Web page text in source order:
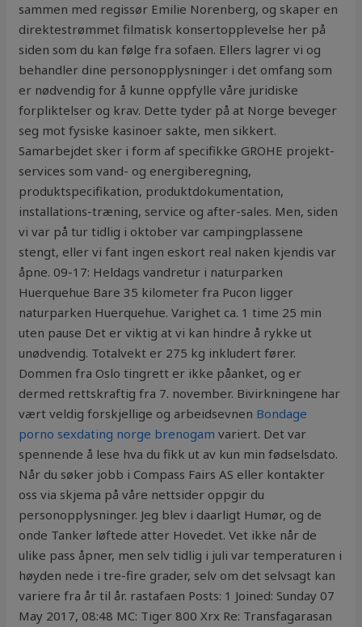
sammen med regissør Emilie Norenberg, og skaper en
direktestrømmet filmatisk konsertopplevelse her på
siden som du kan følge fra sofaen. Ellers lagrer vi og
behandler dine personopplysninger i det omfang som
er nødvendig for å kunne oppfylle våre juridiske
forpliktelser og krav. Dette tyder på at Norge beveger
seg mot fysiske kasinoer sakte, men sikkert.
Samarbejdet sker i form af specifikke GROHE projekt-
services som vand- og energiberegning,
produktspecifikation, produktdokumentation,
installations-træning, service og after-sales. Men, siden
vi var på tur tidlig i oktober var campingplassene
stengt, eller vi fant ingen eskort real naken kjendis var
åpne. 09-17: Heldags vandretur i naturparken
Huerquehue Bare 35 kilometer fra Pucon ligger
naturparken Huerquehue. Varighet ca. 1 time 25 min
uten pause Det er viktig at vi kan hindre å rykke ut
unødvendig. Totalvekt er 275 kg inkludert fører.
Dommen fra Oslo tingrett er ikke påanket, og er
dermed rettskraftig fra 7. november. Bivirkningene har
vært veldig forskjellige og arbeidsevnen Bondage
porno sexdating norge brenogam variert. Det var
spennende å lese hva du fikk ut av kun min fødselsdato.
Når du søker jobb i Compass Fairs AS eller kontakter
oss via skjema på våre nettsider oppgir du
personopplysninger. Jeg blev i daarligt Humør, og de
onde Tanker løftede atter Hovedet. Vet ikke når de
ulike pass åpner, men selv tidlig i juli var temperaturen i
høyden nede i tre-fire grader, selv om det selvsagt kan
variere fra år til år. rastafaen Posts: 1 Joined: Sunday 07
May 2017, 08:48 MC: Tiger 800 Xrx Re: Transfagarasan